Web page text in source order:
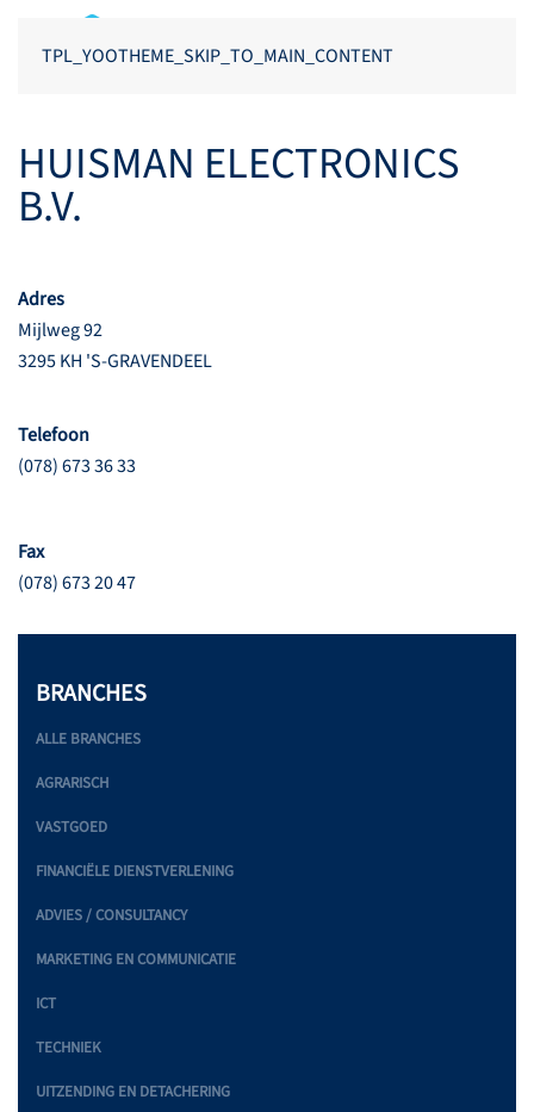
TPL_YOOTHEME_SKIP_TO_MAIN_CONTENT
HUISMAN ELECTRONICS
B.V.
Adres
Mijlweg 92
3295 KH 'S-GRAVENDEEL
Telefoon
(078) 673 36 33
Fax
(078) 673 20 47
BRANCHES
ALLE BRANCHES
AGRARISCH
VASTGOED
FINANCIËLE DIENSTVERLENING
ADVIES / CONSULTANCY
MARKETING EN COMMUNICATIE
ICT
TECHNIEK
UITZENDING EN DETACHERING